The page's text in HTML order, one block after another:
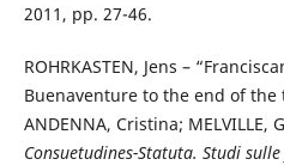
2011, pp. 27-46.
ROHRKASTEN, Jens –
Buenaventure to the end of
ANDENNA, Cristina; MELVILLE,
Consuetudines-Statuta. Studi